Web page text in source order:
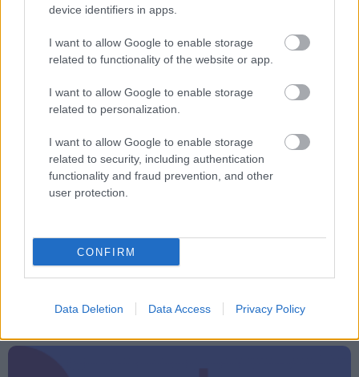
device identifiers in apps.
I want to allow Google to enable storage
related to functionality of the website or app.
I want to allow Google to enable storage
related to personalization.
I want to allow Google to enable storage
related to security, including authentication
functionality and fraud prevention, and other
user protection.
CONFIRM
Data Deletion Data Access Privacy Policy
Ιουνίου 2026
2. Φυσική
3. Οικονομία
1. Ο.Π.
Ανθρωπιστικών
Σπουδών
Σπουδών + Ο.Π.
Σπουδών Υγείας
Πληροφορικής
ΑΣΕΠ: Πιστοποίηση Αγγλικών σε
μόνο 2 ημέρες στα χέρια σας